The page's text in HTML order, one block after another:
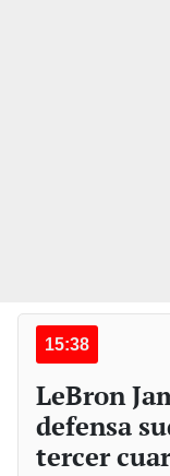
15:38
LeBron
defensa
tercer